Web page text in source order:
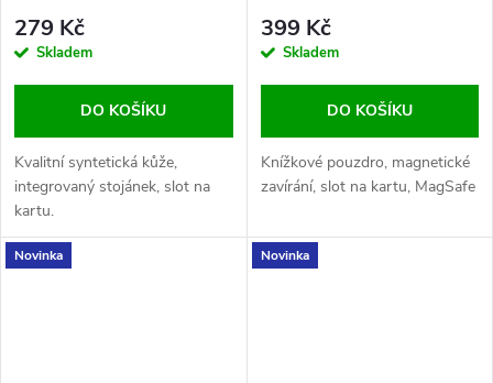
279 Kč
Skladem
DO KOŠÍKU
Kvalitní syntetická kůže,
integrovaný stojánek, slot na
kartu.
399 Kč
Skladem
DO KOŠÍKU
Knížkové pouzdro, magnetické
zavírání, slot na kartu, MagSafe
Novinka Novinka